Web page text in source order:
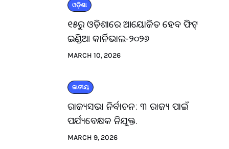
ଓଡ଼ିଶା
୧୫ରୁ ଓଡ଼ିଶାରେ ଆୟୋଜିତ ହେବ ଫିଟ୍
ଇଣ୍ଡିଆ କାର୍ନିଭାଲ-୨୦୨୬
MARCH 10, 2026
ଜାତୀୟ
ରାଜ୍ୟସଭା ନିର୍ବାଚନ: ୩ ରାଜ୍ୟ ପାଇଁ
ପର୍ଯ୍ୟବେକ୍ଷକ ନିଯୁକ୍ତ.
MARCH 9, 2026